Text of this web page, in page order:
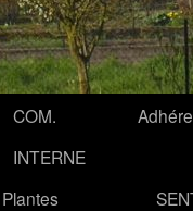
COM.
INTERNE
Plantes